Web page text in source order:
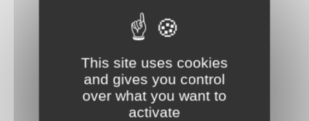
This site uses cookies
and gives you control
over what you want to
activate